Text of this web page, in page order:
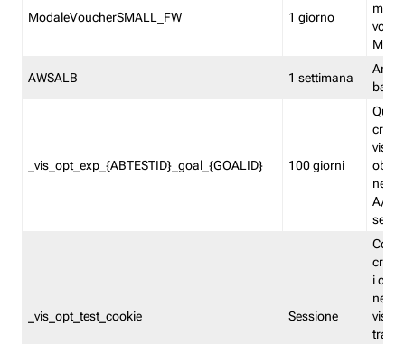
ModaleVoucherSMALL_FW 1 giorno
AWSALB 1 settimana
_vis_opt_exp_{ABTESTID}_goal_{GOALID} 100 giorni
nel
A/B.
_vis_opt_test_cookie Sessione
i
nel